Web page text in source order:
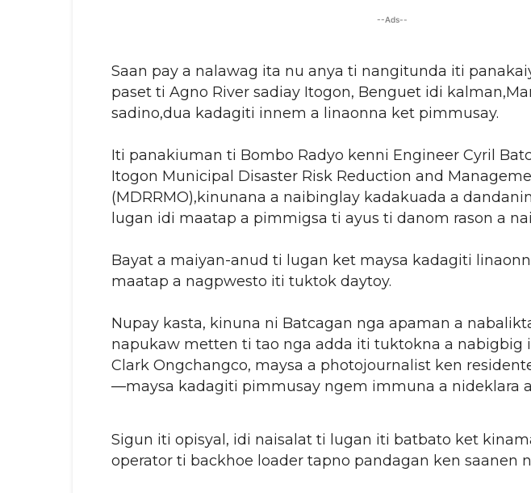
--Ads--
Saan pay a nalawag ita nu anya ti nangitunda iti
paset ti Agno River sadiay Itogon, Benguet idi
sadino,dua kadagiti innem a linaonna ket pimmusay.
Iti panakiuman ti Bombo Radyo kenni Engineer Cyril
Itogon Municipal Disaster Risk Reduction and
(MDRRMO),kinunana a naibinglay kadakuada a
lugan idi maatap a pimmigsa ti ayus ti danom rason a
Bayat a maiyan-anud ti lugan ket maysa kadagiti
maatap a nagpwesto iti tuktok daytoy.
Nupay kasta, kinuna ni Batcagan nga apaman a
napukaw metten ti tao nga adda iti tuktokna a nabigbig
Clark Ongchangco, maysa a photojournalist ken
—maysa kadagiti pimmusay ngem immuna a nideklara
Sigun iti opisyal, idi naisalat ti lugan iti batbato ket
operator ti backhoe loader tapno pandagan ken saanen